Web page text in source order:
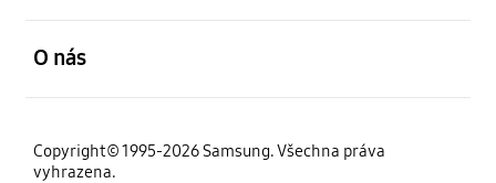
O nás
Copyright© 1995-2026 Samsung. Všechna práva
vyhrazena.